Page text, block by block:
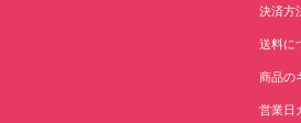
決済方
送料に
商品の
営業日